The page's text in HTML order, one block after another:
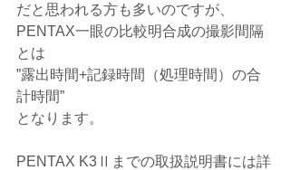
だと思われる方も多いのですが、
PENTAX一眼の比較明合成の撮影間隔
とは
”露出時間+記録時間（処理時間）の合
計時間”
となります。
PENTAX K3Ⅱまでの取扱説明書には詳